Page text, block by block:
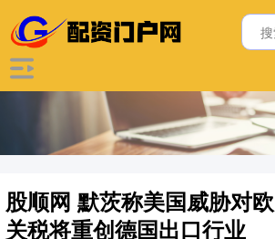
股顺网 默茨称美国威胁对
关税将重创德国出口行业